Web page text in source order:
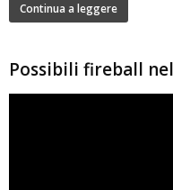
Continua a leggere
Possibili fireball